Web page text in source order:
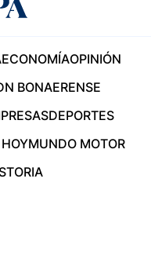
ECONOMÍAOPINIÓN
BONAERENSE
DEPORTES
MUNDO MOTOR